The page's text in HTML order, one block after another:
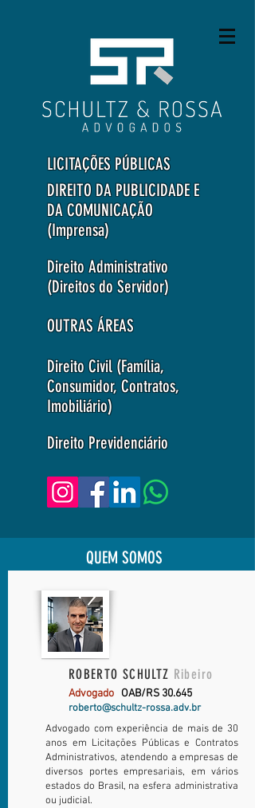
LICITAÇÕES PÚBLICAS
DIREITO DA PUBLICIDADE E
DA COMUNICAÇÃO
(Imprensa)
Direito Administrativo
(Direitos do Servidor)
OUTRAS ÁREAS
Direito Civil (Família,
Consumidor, Contratos,
Imobiliário)
Direito Previdenciário
QUEM SOMOS
ROBERTO SCHULTZ Ribeiro
Advogado OAB/RS 30.645
roberto@schultz-rossa.adv.br
Advogado com experiência de mais de 30
anos em Licitações Públicas e Contratos
Administrativos, atendendo a empresas de
diversos portes empresariais, em vários
estados do Brasil, na esfera administrativa
ou judicial.